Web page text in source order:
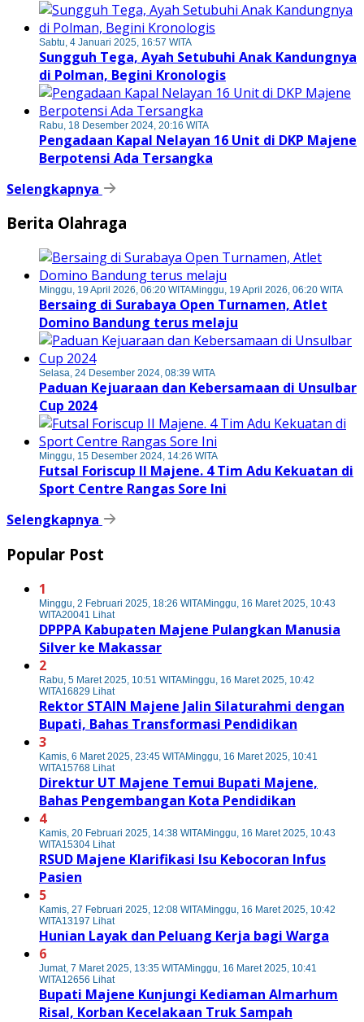
Sabtu, 4 Januari 2025, 16:57 WITA
Sungguh Tega, Ayah Setubuhi Anak Kandungnya
di Polman, Begini Kronologis
Rabu, 18 Desember 2024, 20:16 WITA
Pengadaan Kapal Nelayan 16 Unit di DKP Majene
Berpotensi Ada Tersangka
Selengkapnya
Berita Olahraga
Minggu, 19 April 2026, 06:20 WITAMinggu, 19 April 2026, 06:20 WITA
Bersaing di Surabaya Open Turnamen, Atlet
Domino Bandung terus melaju
Selasa, 24 Desember 2024, 08:39 WITA
Paduan Kejuaraan dan Kebersamaan di Unsulbar
Cup 2024
Minggu, 15 Desember 2024, 14:26 WITA
Futsal Foriscup II Majene. 4 Tim Adu Kekuatan di
Sport Centre Rangas Sore Ini
Selengkapnya
Popular Post
1
Minggu, 2 Februari 2025, 18:26 WITAMinggu, 16 Maret 2025, 10:43
WITA20041 Lihat
DPPPA Kabupaten Majene Pulangkan Manusia
Silver ke Makassar
2
Rabu, 5 Maret 2025, 10:51 WITAMinggu, 16 Maret 2025, 10:42
WITA16829 Lihat
Rektor STAIN Majene Jalin Silaturahmi dengan
Bupati, Bahas Transformasi Pendidikan
3
Kamis, 6 Maret 2025, 23:45 WITAMinggu, 16 Maret 2025, 10:41
WITA15768 Lihat
Direktur UT Majene Temui Bupati Majene,
Bahas Pengembangan Kota Pendidikan
4
Kamis, 20 Februari 2025, 14:38 WITAMinggu, 16 Maret 2025, 10:43
WITA15304 Lihat
RSUD Majene Klarifikasi Isu Kebocoran Infus
Pasien
5
Kamis, 27 Februari 2025, 12:08 WITAMinggu, 16 Maret 2025, 10:42
WITA13197 Lihat
Hunian Layak dan Peluang Kerja bagi Warga
6
Jumat, 7 Maret 2025, 13:35 WITAMinggu, 16 Maret 2025, 10:41
WITA12656 Lihat
Bupati Majene Kunjungi Kediaman Almarhum
Risal, Korban Kecelakaan Truk Sampah